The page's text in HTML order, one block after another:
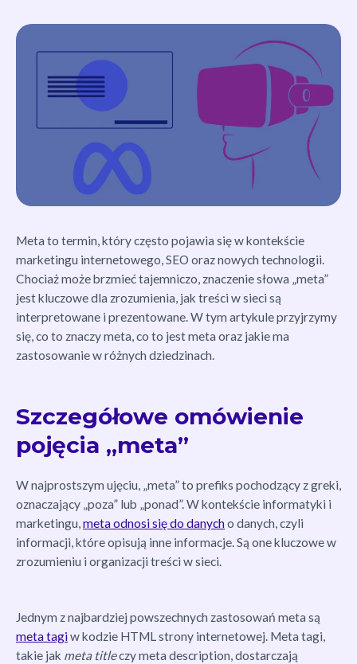
Meta to termin, który często pojawia się w kontekście
marketingu internetowego, SEO oraz nowych technologii.
Chociaż może brzmieć tajemniczo, znaczenie słowa „meta”
jest kluczowe dla zrozumienia, jak treści w sieci są
interpretowane i prezentowane. W tym artykule przyjrzymy
się, co to znaczy meta, co to jest meta oraz jakie ma
zastosowanie w różnych dziedzinach.
Szczegółowe omówienie
pojęcia „meta”
W najprostszym ujęciu, „meta” to prefiks pochodzący z greki,
oznaczający „poza” lub „ponad”. W kontekście informatyki i
marketingu, meta odnosi się do danycho danych, czyli
informacji, które opisują inne informacje. Są one kluczowe w
zrozumieniu i organizacji treści w sieci.
Jednym z najbardziej powszechnych zastosowań meta są
meta tagiw kodzie HTML strony internetowej. Meta tagi,
takie jak meta titleczy meta description, dostarczają